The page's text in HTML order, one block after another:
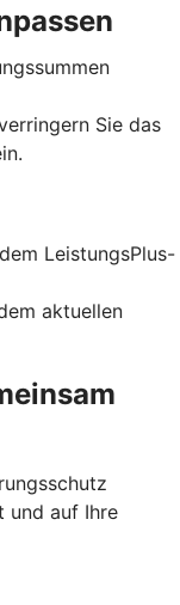
Sie das
LeistungsPlus-
aktuellen
und auf Ihre